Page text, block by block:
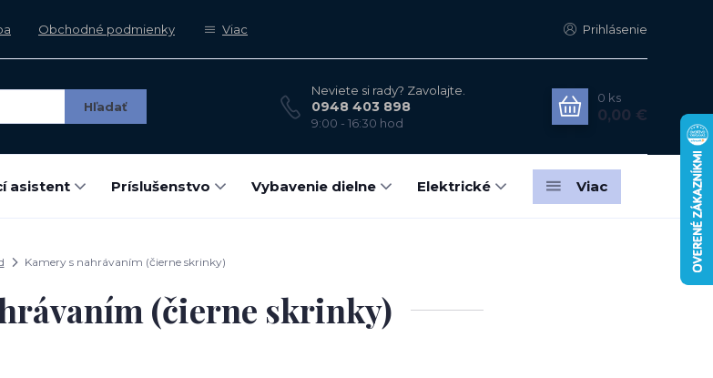
Obchodné podmienky Viac Prihlásenie
Hľadať
Neviete si rady? Zavolajte.
0948 403 898
9:00 - 16:30 hod
0 ks
0,00 €
asistent Príslušenstvo Vybavenie dielne Elektrické Viac
Kamery s nahrávaním (čierne skrinky)
(čierne skrinky)